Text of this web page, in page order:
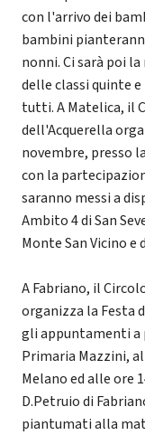
con l'arrivo dei
bambini
nonni. Ci sarà poi
delle classi quinte
tutti. A Matelica, il
dell'Acquerella
novembre, presso
con la
saranno messi a
Ambito 4 di San
Monte San Vicino
A Fabriano, il
organizza la Festa
gli appuntamenti a
Primaria Mazzini,
Melano ed alle ore
D.Petruio di
piantumati alla